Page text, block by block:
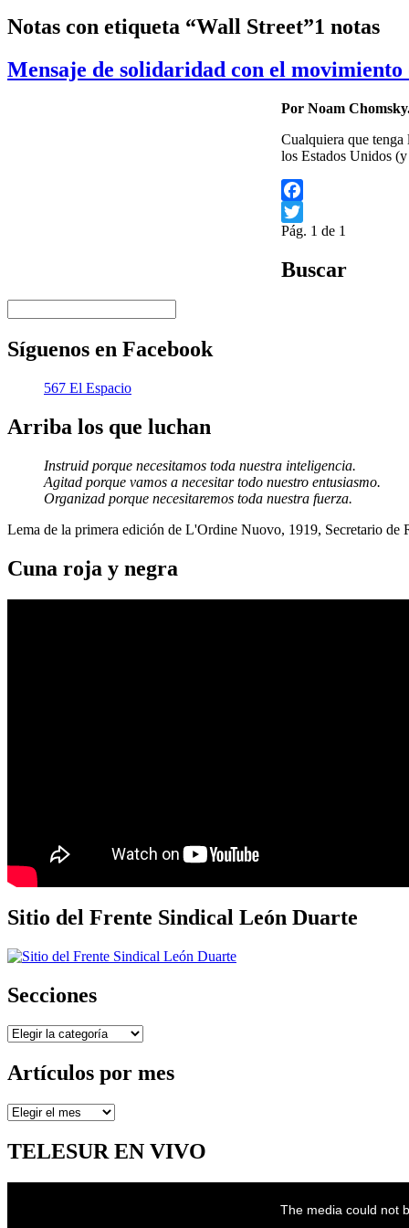
Notas con etiqueta “Wall Street”1 notas
Mensaje de solidaridad con el
Por Noam
Cualquiera que tenga
los Estados Unidos
Facebook
Twitter
Pág. 1 de 1
Buscar
Síguenos en Facebook
567 El Espacio
Arriba los que luchan
Instruid porque necesitamos toda nuestra inteligencia.
Agitad porque vamos a necesitar todo nuestro entusiasmo.
Organizad porque necesitaremos toda nuestra fuerza.
Lema de la primera edición de L'Ordine Nuovo, 1919, Secretario de
Cuna roja y negra
Sitio del Frente Sindical León Duarte
Secciones
Secciones
Artículos por mes
Artículos
mes
TELESUR EN VIVO